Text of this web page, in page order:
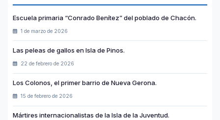
Escuela primaria “Conrado Benítez” del poblado de Chacón.
1 de marzo de 2026
Las peleas de gallos en Isla de Pinos.
22 de febrero de 2026
Los Colonos, el primer barrio de Nueva Gerona.
15 de febrero de 2026
Mártires internacionalistas de la Isla de la Juventud.